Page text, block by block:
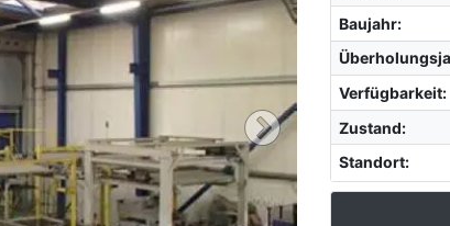
Baujahr:
Verfügbarkeit:
Zustand:
Standort: